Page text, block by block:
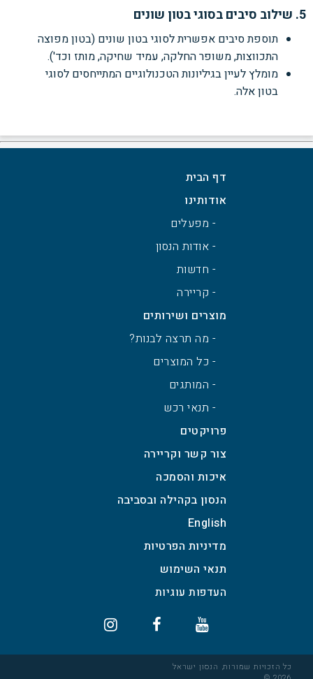
5. שילוב סיבים בסוגי בטון שונים
תוספת סיבים אפשרית לסוגי בטון שונים (בטון מפוצה
התכווצות, משופר החלקה, עמיד שחיקה, מותז וכד').
מומלץ לעיין בגיליונות הטכנולוגיים המתייחסים לסוגי
בטון אלה.
דף הבית
אודותינו
- מפעלים
- אודות הנסון
- חדשות
- קריירה
מוצרים ושירותים
- מה תרצה לבנות?
- כל המוצרים
- המותגים
- תנאי רכש
פרויקטים
צור קשר וקריירה
איכות והסמכה
הנסון בקהילה ובסביבה
English
מדיניות הפרטיות
תנאי השימוש
כל הזכויות שמורות, הנסון ישראל